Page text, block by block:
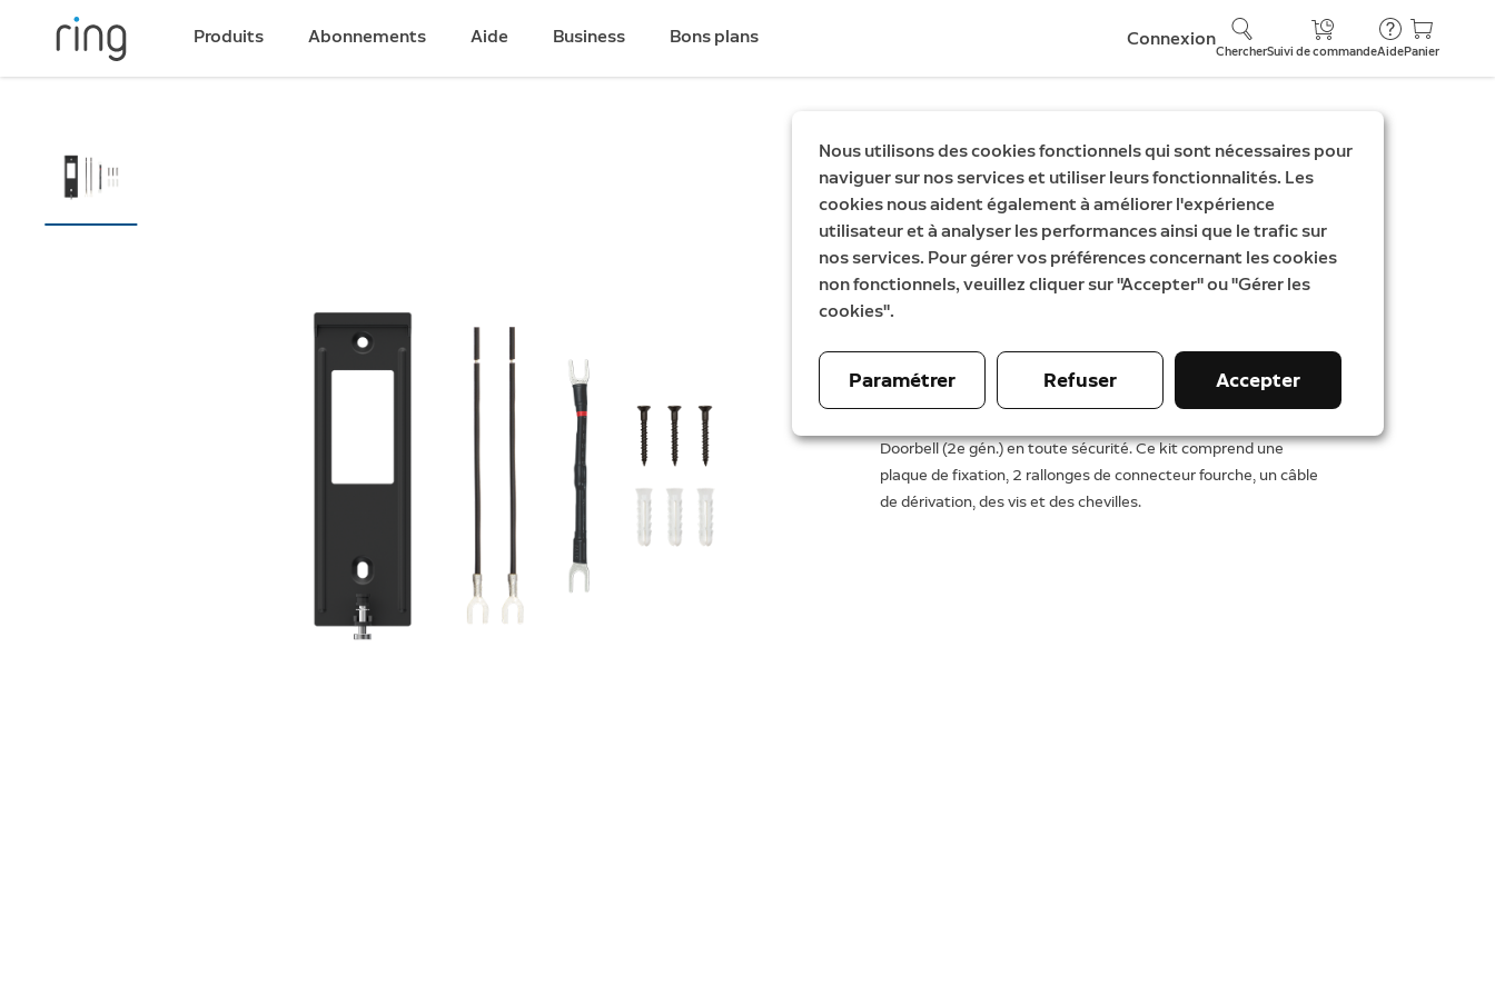
Produits Abonnements Aide Business Bons plans Connexion
ChercherSuivi de commandeAidePanier
Nouveauté
Kit de pièces de rechange
Wired Video Doorbell (2e gén.)
6,99 €
Rupture de stock
Doorbell (2e gén.) en toute sécurité. Ce kit comprend une
plaque de fixation, 2 rallonges de connecteur fourche, un câble
de dérivation, des vis et des chevilles.
Nous utilisons des cookies fonctionnels qui sont nécessaires pour
naviguer sur nos services et utiliser leurs fonctionnalités. Les
cookies nous aident également à améliorer l'expérience
utilisateur et à analyser les performances ainsi que le trafic sur
nos services. Pour gérer vos préférences concernant les cookies
non fonctionnels, veuillez cliquer sur "Accepter" ou "Gérer les
cookies".
Paramétrer Refuser Accepter